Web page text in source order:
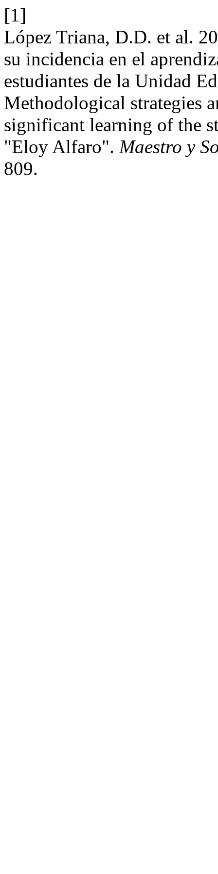
[1]
López Triana, D.D. et al.
su incidencia en el
estudiantes de la Unidad
Methodological strategies
significant learning of the
"Eloy Alfaro". Maestro y
809.